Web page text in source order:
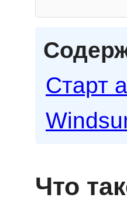
Старт
Что